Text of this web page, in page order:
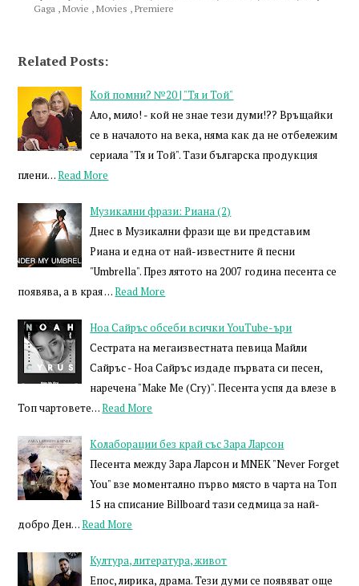
Gaga ,Movie ,Movies ,Premiere
Related Posts:
Кой помни? №20 | "Тя и Той"
Ало, мило! - кой не знае тези думи!?? Връщайки
се в началото на века, няма как да не отбележим
сериала "Тя и Той". Тази българска продукция
плени…Read More
Музикални фрази: Риана (2)
Днес в Музикални фрази ще ви представим
Риана и една от най-известните й песни
"Umbrella". През лятото на 2007 година песента се
появява, а в края …Read More
Ноа Сайръс обсеби всички YouTube-ъри
Сестрата на мегаизвестната певица Майли
Сайръс - Ноа Сайръс издаде първата си песен,
наречена "Make Me (Cry)". Песента успя да влезе в
Топ чартовете…Read More
Колаборации без край със Зара Ларсон
Песента между Зара Ларсон и MNEK "Never Forget
You" взе моментално първо място в чарта на Топ
15 на списание Billboard тази седмица за най-
добро Ден…Read More
Култура, литература, живот
Епос, лирика, драма. Тези думи се появяват още